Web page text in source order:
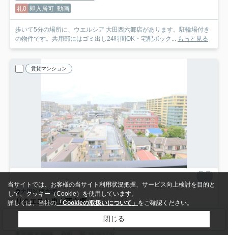
礼0 即入居可 動画
歩いて5分の場所に、ウエルシア 大田西六郷店があります。駐輪場付き
の物件です。共用部にはゴミ出し24時間OK・宅配ボック... もっと見る
賃貸マンション
大田区西六郷
リクエスト東京西六郷
11.2万円管理/共益費15,000円
当サイトでは、お客様の当サイト利用状況把握、サービス向上検討を目的と
して、クッキー（Cookie）を使用しています。
詳しくは、当社の「Cookieの取扱いについて」 をご確認ください。
閉じる